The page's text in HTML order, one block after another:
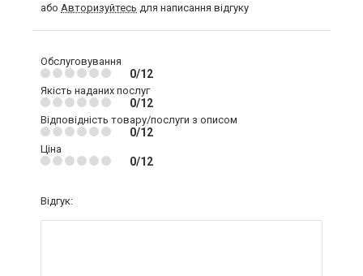
або Авторизуйтесь для написання відгуку
Обслуговування
0/12
Якість наданих послуг
0/12
Відповідність товару/послуги з описом
0/12
Ціна
0/12
Відгук: